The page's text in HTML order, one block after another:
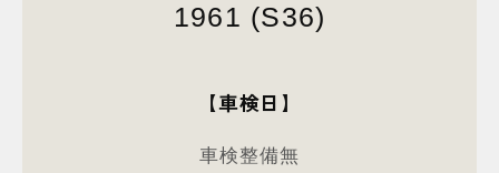
1961 (S36)
【車検日】
車検整備無